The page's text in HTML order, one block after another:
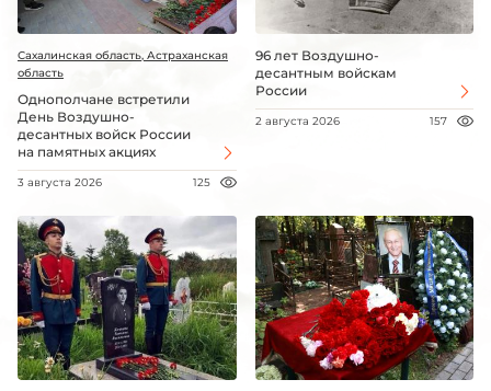
Сахалинская область, Астраханская
область
Однополчане встретили
День Воздушно-
десантных войск России
на памятных акциях
3 августа 2026 125
96 лет Воздушно-
десантным войскам
России
2 августа 2026 157